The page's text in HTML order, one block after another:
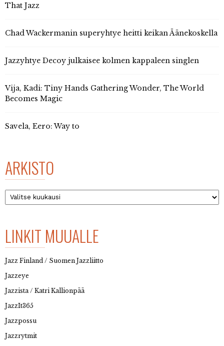
That Jazz
Chad Wackermanin superyhtye heitti keikan Äänekoskella
Jazzyhtye Decoy julkaisee kolmen kappaleen singlen
Vija, Kadi: Tiny Hands Gathering Wonder, The World
Becomes Magic
Savela, Eero: Way to
ARKISTO
Arkisto
LINKIT MUUALLE
Jazz Finland / Suomen Jazzliitto
Jazzeye
Jazzista / Katri Kallionpää
JazzIt365
Jazzpossu
Jazzrytmit